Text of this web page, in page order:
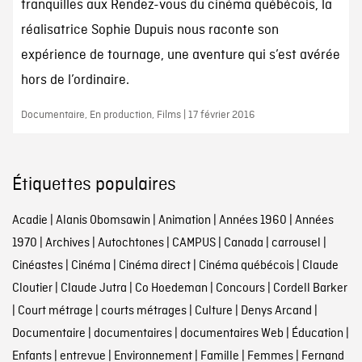
tranquilles aux Rendez-vous du cinéma québécois, la
réalisatrice Sophie Dupuis nous raconte son
expérience de tournage, une aventure qui s’est avérée
hors de l’ordinaire.
Documentaire, En production, Films | 17 février 2016
Étiquettes populaires
Acadie | Alanis Obomsawin | Animation | Années 1960 | Années
1970 | Archives| Autochtones| CAMPUS| Canada | carrousel |
Cinéastes| Cinéma | Cinéma direct| Cinéma québécois| Claude
Cloutier| Claude Jutra | Co Hoedeman | Concours| Cordell Barker
| Court métrage | courts métrages| Culture | Denys Arcand |
Documentaire | documentaires| documentaires Web | Éducation |
Enfants| entrevue | Environnement| Famille | Femmes| Fernand